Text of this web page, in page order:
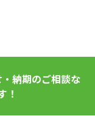
納期のご相談な
！